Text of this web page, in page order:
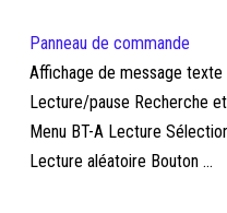
Panneau de commande
Affichage de message
Lecture/pause Recherche
Menu BT-A Lecture
Lecture aléatoire Bouton ...